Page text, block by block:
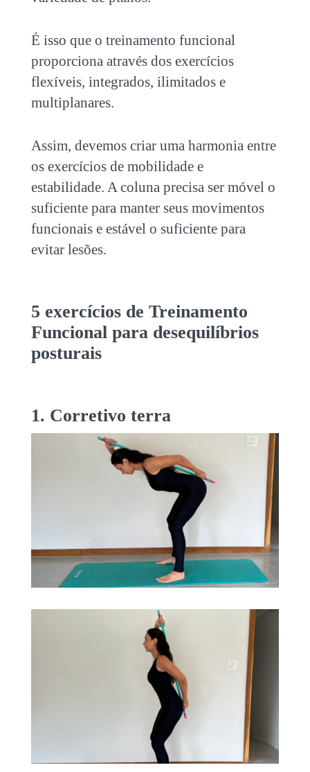
É isso que o treinamento funcional
proporciona através dos exercícios
flexíveis, integrados, ilimitados e
multiplanares.
Assim, devemos criar uma harmonia entre
os exercícios de mobilidade e
estabilidade. A coluna precisa ser móvel o
suficiente para manter seus movimentos
funcionais e estável o suficiente para
evitar lesões.
5 exercícios de Treinamento
Funcional para desequilíbrios
posturais
1. Corretivo terra